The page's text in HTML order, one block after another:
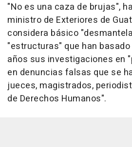
"No es una caza de brujas",
ministro de Exteriores de
considera básico
"estructuras" que han
años sus investigaciones en
en denuncias falsas que se
jueces, magistrados,
de Derechos Humanos".